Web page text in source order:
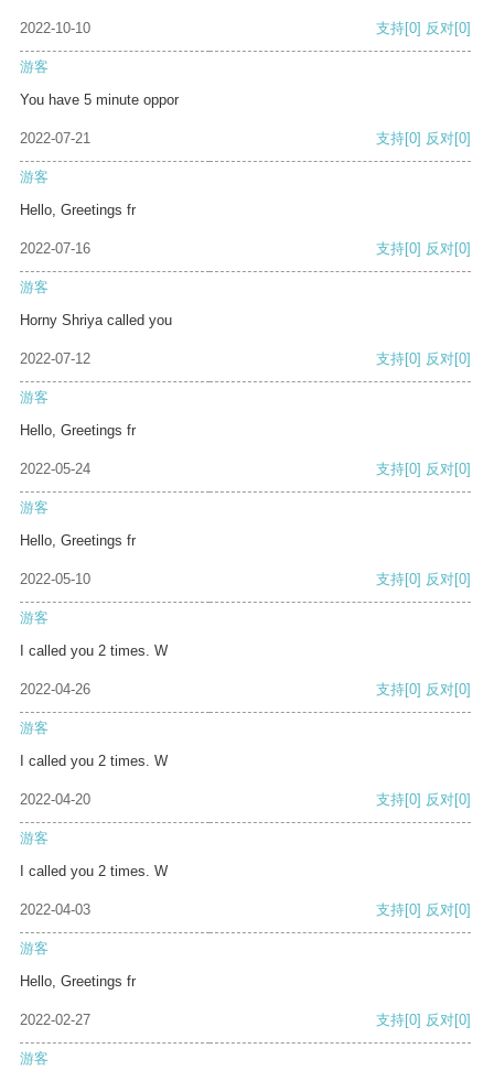
2022-10-10 支持[0] 反对[0]
游客
You have 5 minute oppor
2022-07-21 支持[0] 反对[0]
游客
Hello, Greetings fr
2022-07-16 支持[0] 反对[0]
游客
Horny Shriya called you
2022-07-12 支持[0] 反对[0]
游客
Hello, Greetings fr
2022-05-24 支持[0] 反对[0]
游客
Hello, Greetings fr
2022-05-10 支持[0] 反对[0]
游客
I called you 2 times. W
2022-04-26 支持[0] 反对[0]
游客
I called you 2 times. W
2022-04-20 支持[0] 反对[0]
游客
I called you 2 times. W
2022-04-03 支持[0] 反对[0]
游客
Hello, Greetings fr
2022-02-27 支持[0] 反对[0]
游客